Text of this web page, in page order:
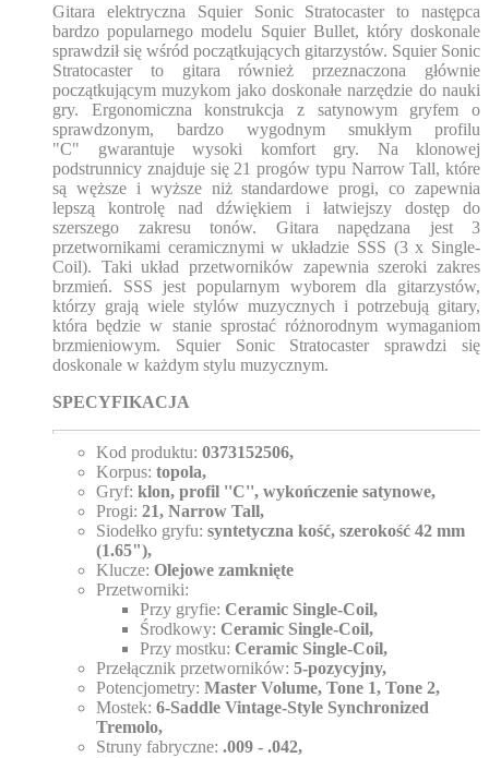
Gitara elektryczna Squier Sonic Stratocaster to następca
bardzo popularnego modelu Squier Bullet, który doskonale
sprawdził się wśród początkujących gitarzystów. Squier Sonic
Stratocaster to gitara również przeznaczona głównie
początkującym muzykom jako doskonałe narzędzie do nauki
gry. Ergonomiczna konstrukcja z satynowym gryfem o
sprawdzonym, bardzo wygodnym smukłym profilu
"C" gwarantuje wysoki komfort gry. Na klonowej
podstrunnicy znajduje się 21 progów typu Narrow Tall, które
są węższe i wyższe niż standardowe progi, co zapewnia
lepszą kontrolę nad dźwiękiem i łatwiejszy dostęp do
szerszego zakresu tonów. Gitara napędzana jest 3
przetwornikami ceramicznymi w układzie SSS (3 x Single-
Coil). Taki układ przetworników zapewnia szeroki zakres
brzmień. SSS jest popularnym wyborem dla gitarzystów,
którzy grają wiele stylów muzycznych i potrzebują gitary,
która będzie w stanie sprostać różnorodnym wymaganiom
brzmieniowym. Squier Sonic Stratocaster sprawdzi się
doskonale w każdym stylu muzycznym.
SPECYFIKACJA
Kod produktu: 0373152506,
Korpus: topola,
Gryf: klon, profil ''C'', wykończenie satynowe,
Progi: 21, Narrow Tall,
Siodełko gryfu: syntetyczna kość, szerokość 42 mm
(1.65"),
Klucze: Olejowe zamknięte
Przetworniki:
Przy gryfie: Ceramic Single-Coil,
Środkowy: Ceramic Single-Coil,
Przy mostku: Ceramic Single-Coil,
Przełącznik przetworników: 5-pozycyjny,
Potencjometry: Master Volume, Tone 1, Tone 2,
Mostek: 6-Saddle Vintage-Style Synchronized
Tremolo,
Struny fabryczne: .009 - .042,